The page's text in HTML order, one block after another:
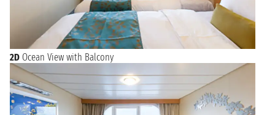
2D Ocean View with Balcony